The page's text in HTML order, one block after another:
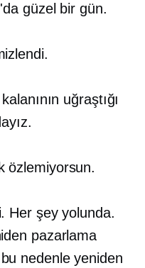
güzel bir gün.
uğraştığı
özlemiyorsun.
Her şey yolunda.
pazarlama
nedenle yeniden